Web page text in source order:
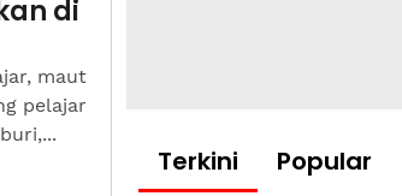
di
maut
pelajar
Terkini Popular